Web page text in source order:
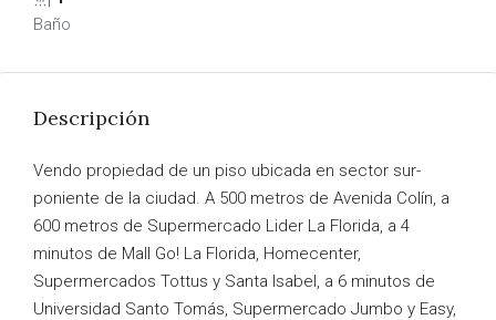
Baño
Descripción
Vendo propiedad de un piso ubicada en sector sur-
poniente de la ciudad. A 500 metros de Avenida Colín, a
600 metros de Supermercado Lider La Florida, a 4
minutos de Mall Go! La Florida, Homecenter,
Supermercados Tottus y Santa Isabel, a 6 minutos de
Universidad Santo Tomás, Supermercado Jumbo y Easy,